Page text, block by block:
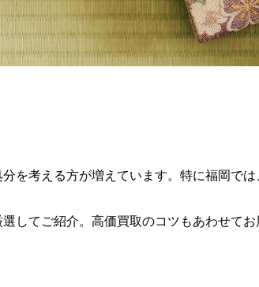
を考える方が増えています。特に福岡で
してご紹介。高価買取のコツもあわせてお